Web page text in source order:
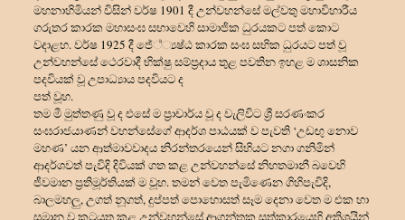
මහනාහිමියන් විසින් වර්ෂ 1901 දී උන්වහන්සේ මල්වතු මහාවිහාරීය
ගරුතර කාරක මහාසංඝ සභාවෙහි සාමාජික ධුරයකට පත් කොට
වදාළහ. වර්ෂ 1925 දී ජේ්යෂ්ඨ කාරක සංඝ සභික ධුරයට පත් වූ
උන්වහන්සේ ථෙරවාදී භික්ෂු සම්ප්රදාය තුළ පවතින ඉහළ ම ශාසනික
පදවියක් වූ උපාධ්යාය පදවියට ද
පත් වූහ.
තම මී මුත්තණු වූ ද එසේ ම ප්රාචාර්ය වූ ද වැලිවිට ශ්රී සරණංකර
සංඝරාජයාණන් වහන්සේගේ ආදර්ශ පාඨයක් ව පැවති ‘උඩඟු නොව
මහණ’ යන ආත්මාවවාදය නිරන්තරයෙන් සිහියට නගා ගනිමින්
ආදර්ශවත් පැවිදි දිවියක් ගත කළ උන්වහන්සේ නිහතමානී බවෙහි
ජීවමාන ප්රතිමූර්තියක් ම වූහ. තමන් වෙත පැමිණෙන ගිහිපැවිදි,
බාලමහලු, උගත් නූගත්, දුප්පත් පොහොසත් සෑම දෙනා වෙත ම එක හා
සමාන ව කටයුතු කළ උන්වහන්සේ ආගන්තුක සත්කාරයෙහි අතිශයින්